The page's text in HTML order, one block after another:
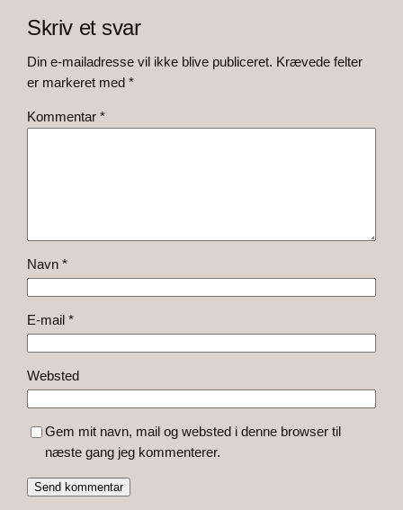
Skriv et svar
Din e-mailadresse vil ikke blive publiceret. Krævede felter
er markeret med*
Kommentar*
Navn*
E-mail*
Websted
Gem mit navn, mail og websted i denne browser til
næste gang jeg kommenterer.